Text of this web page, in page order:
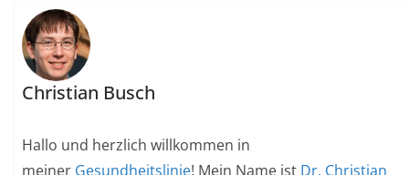
Christian Busch
Hallo und herzlich willkommen in
meiner Gesundheitslinie! Mein Name ist Dr. Christian